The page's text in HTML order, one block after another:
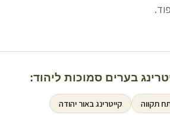
בערים סמוכות ליהוד:
תקווה קייטרינג באור יהודה